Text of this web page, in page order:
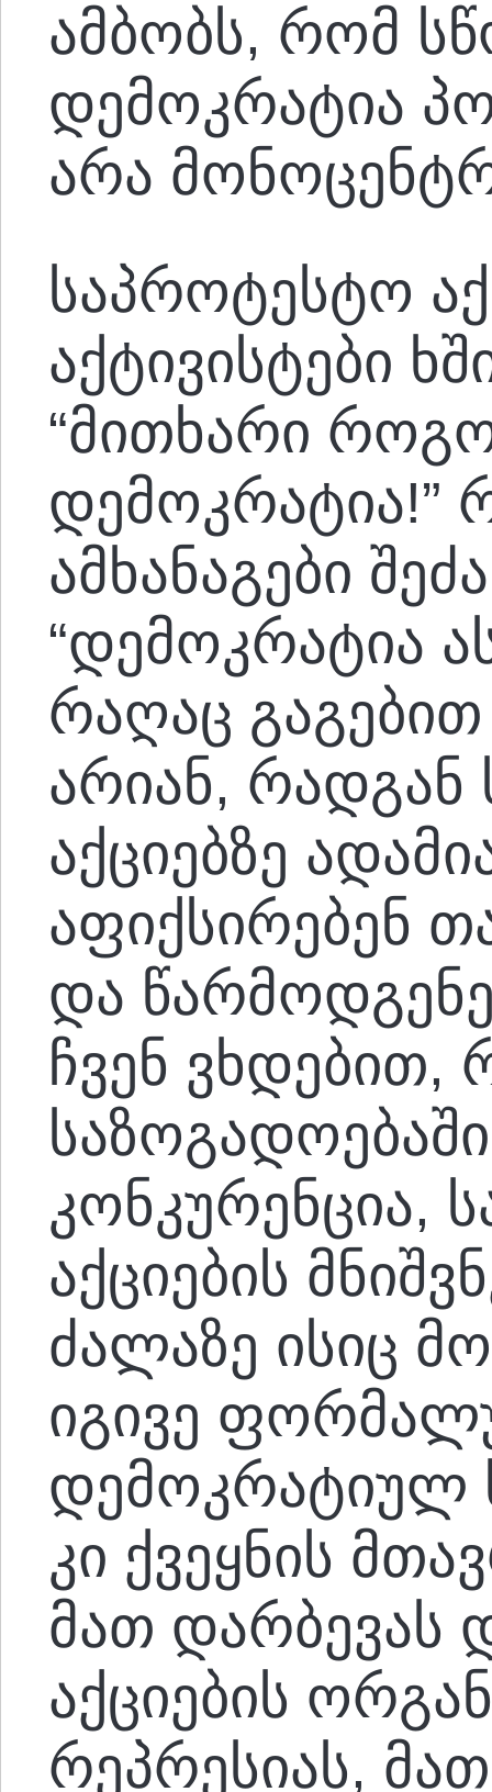
ამბობს, რომ
დემოკრატია
არა
საპროტესტო
აქტივისტები
“მითხარი
დემოკრატია!”
ამხანაგები
“დემოკრატია
რაღაც
არიან,
აქციებზე
აფიქსირებენ
და
ჩვენ ვხდებით,
კონკურენცია,
აქციების
ძალაზე ისიც
იგივე
დემოკრატიულ
კი ქვეყნის
მათ დარბევას
აქციების
რეპრესიას,